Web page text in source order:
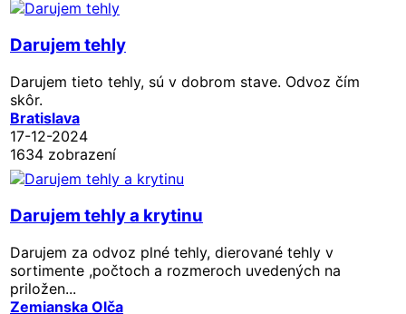
Darujem tehly
Darujem tieto tehly, sú v dobrom stave. Odvoz čím
skôr.
Bratislava
17-12-2024
1634 zobrazení
Darujem tehly a krytinu
Darujem za odvoz plné tehly, dierované tehly v
sortimente ,počtoch a rozmeroch uvedených na
priložen...
Zemianska Olča